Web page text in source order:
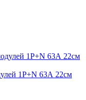
1P+N 63А 22см